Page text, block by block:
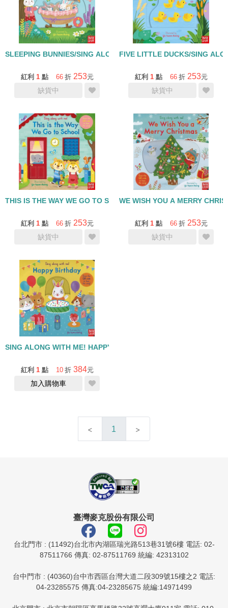
SLEEPING BUNNIES/SING ALONG WITH ME/硬頁操作書
紅利 1 點 66 折 253元
缺貨中
FIVE LITTLE DUCKS/SING
紅利 1 點 66 折 253元
缺貨中
THIS IS THE WAY WE GO TO SCHOOL /硬頁操作書
紅利 1 點 66 折 253元
缺貨中
WE WISH YOU A MERRY
紅利 1 點 66 折 253元
缺貨中
SING ALONG WITH ME! HAPPY BIRTHDAY/SING-ALONG WITH
紅利 1 點 10 折 384元
加入購物車
1
臺灣麥克股份有限公司
台北門市 : (11492)台北市內湖區瑞光路513巷31號6樓 電話: 02-
87511766 傳真: 02-87511769 統編: 42313102
台中門市 : (40360)台中市西區台灣大道二段309號15樓之2 電話:
04-23285575 傳真:04-23285675 統編:14971499